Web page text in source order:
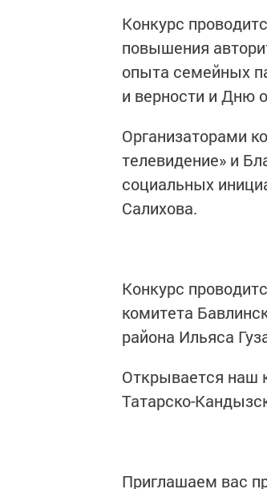
Конкурс
повышения
опыта семейных
и верности и Дню
Организаторами
телевидение» и
социальных
Салихова.
Конкурс
комитета
района Ильяса
Открывается наш
Татарско-
Приглашаем вас